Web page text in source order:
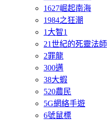
1627崛起南海
1984之狂潮
1大智1
21世紀的死靈法師
2罪龍
300邁
38大蝦
520農民
5G網絡手遊
6號鼠標